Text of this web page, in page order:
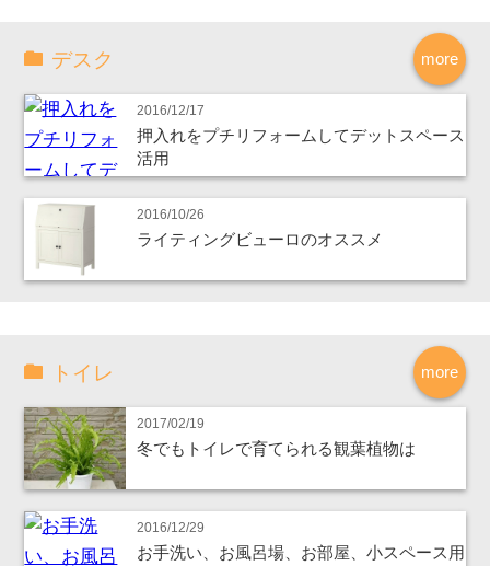
more
デスク
2016/12/17
押入れをプチリフォームしてデットスペース
活用
2016/10/26
ライティングビューロのオススメ
more
トイレ
2017/02/19
冬でもトイレで育てられる観葉植物は
2016/12/29
お手洗い、お風呂場、お部屋、小スペース用